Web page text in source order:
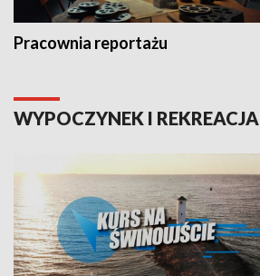
Pracownia reportażu
WYPOCZYNEK I REKREACJA